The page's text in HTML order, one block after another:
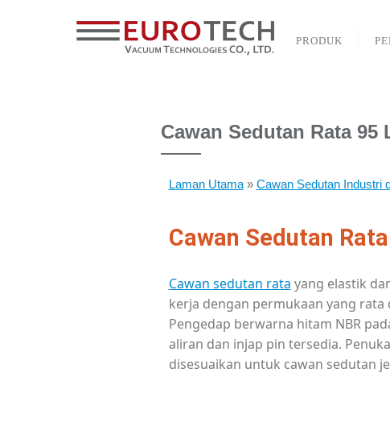
PRODUK
Cawan Sedutan Rata 95
Laman Utama» Cawan Sedutan Industri
Cawan Sedutan
Cawan sedutan rata yang elastik
kerja dengan permukaan yang rata
Pengedap berwarna hitam NBR
aliran dan injap pin tersedia.
disesuaikan untuk cawan sedutan